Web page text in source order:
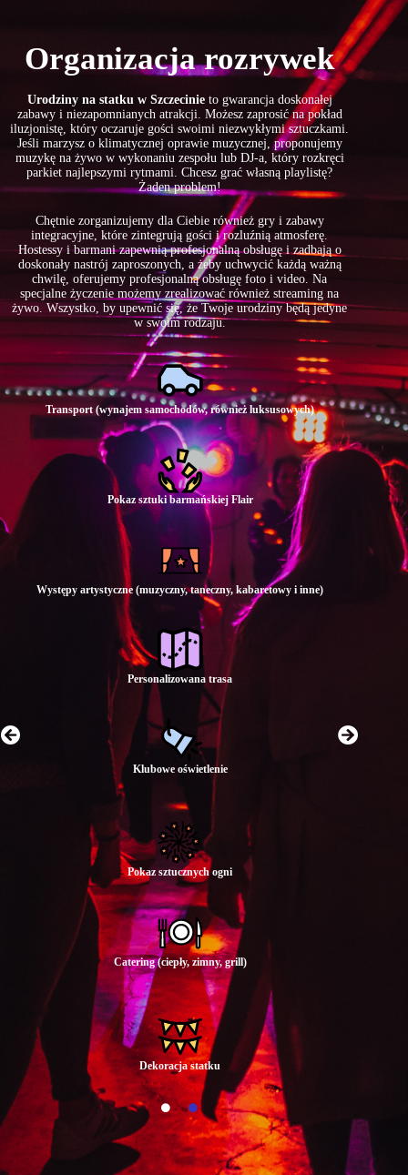
Organizacja rozrywek
Urodziny na statku w Szczecinieto gwarancja doskonałej
zabawy i niezapomnianych atrakcji. Możesz zaprosić na pokład
iluzjonistę, który oczaruje gości swoimi niezwykłymi sztuczkami.
Jeśli marzysz o klimatycznej oprawie muzycznej, proponujemy
muzykę na żywo w wykonaniu zespołu lub DJ-a, który rozkręci
parkiet najlepszymi rytmami. Chcesz grać własną playlistę?
Żaden problem!
Chętnie zorganizujemy dla Ciebie również gry i zabawy
integracyjne, które zintegrują gości i rozluźnią atmosferę.
Hostessy i barmani zapewnią profesjonalną obsługę i zadbają o
doskonały nastrój zaproszonych, a żeby uchwycić każdą ważną
chwilę, oferujemy profesjonalną obsługę foto i video. Na
specjalne życzenie możemy zrealizować również streaming na
żywo. Wszystko, by upewnić się, że Twoje urodziny będą jedyne
w swoim rodzaju.
Transport (wynajem samochodów, również luksusowych)
Pokaz sztuki barmańskiej Flair
Występy artystyczne (muzyczny, taneczny, kabaretowy i inne)
Personalizowana trasa
Klubowe oświetlenie
Pokaz sztucznych ogni
Catering (ciepły, zimny, grill)
Dekoracja statku